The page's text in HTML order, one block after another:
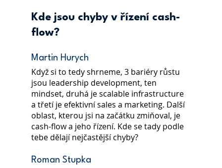
Kde jsou chyby v řízení cash-
flow?
Martin Hurych
Když si to tedy shrneme, 3 bariéry růstu
jsou leadership development, ten
mindset, druhá je scalable infrastructure
a třetí je efektivní sales a marketing. Další
oblast, kterou jsi na začátku zmiňoval, je
cash-flow a jeho řízení. Kde se tady podle
tebe dělají nejčastější chyby?
Roman Stupka